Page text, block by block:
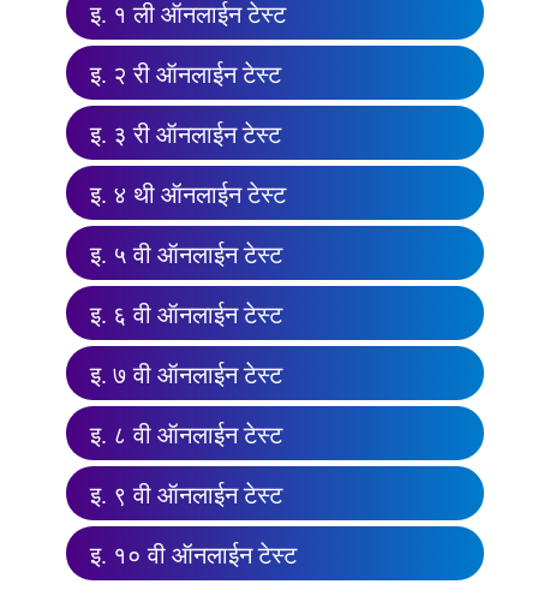
इ. १ ली ऑनलाईन टेस्ट
इ. २ री ऑनलाईन टेस्ट
इ. ३ री ऑनलाईन टेस्ट
इ. ४ थी ऑनलाईन टेस्ट
इ. ५ वी ऑनलाईन टेस्ट
इ. ६ वी ऑनलाईन टेस्ट
इ. ७ वी ऑनलाईन टेस्ट
इ. ८ वी ऑनलाईन टेस्ट
इ. ९ वी ऑनलाईन टेस्ट
इ. १० वी ऑनलाईन टेस्ट